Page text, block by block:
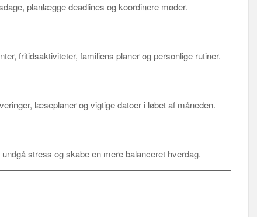
planlægge deadlines og koordinere møder.
fritidsaktiviteter, familiens planer og personlige rutiner.
læseplaner og vigtige datoer i løbet af måneden.
stress og skabe en mere balanceret hverdag.